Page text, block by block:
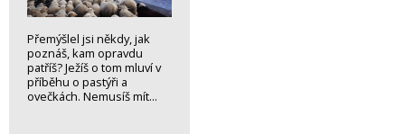
Přemýšlel jsi někdy, jak
poznáš, kam opravdu
patříš? Ježíš o tom mluví v
příběhu o pastýři a
ovečkách. Nemusíš mít...